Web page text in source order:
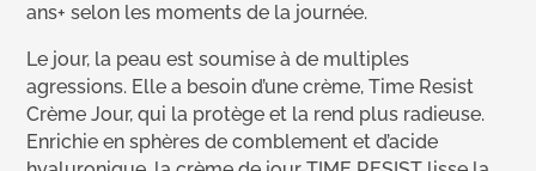
ans+ selon les moments de la journée.
Le jour, la peau est soumise à de multiples
agressions. Elle a besoin d’une crème, Time Resist
Crème Jour, qui la protège et la rend plus radieuse.
Enrichie en sphères de comblement et d’acide